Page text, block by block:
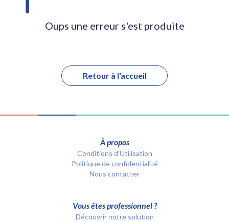
Oups une erreur s'est produite
Retour à l'accueil
À propos
Conditions d’Utilisation
Politique de confidentialité
Nous contacter
Vous êtes professionnel ?
Découvrir notre solution